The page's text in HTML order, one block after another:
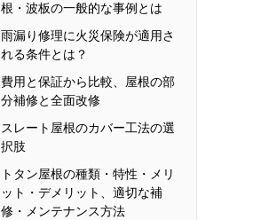
根・波板の一般的な事例とは
雨漏り修理に火災保険が適用さ
れる条件とは？
費用と保証から比較、屋根の部
分補修と全面改修
スレート屋根のカバー工法の選
択肢
トタン屋根の種類・特性・メリ
ット・デメリット、適切な補
修・メンテナンス方法